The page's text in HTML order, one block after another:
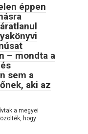
éppen
– mondta a
sem a
aki az
a megyei
hogy